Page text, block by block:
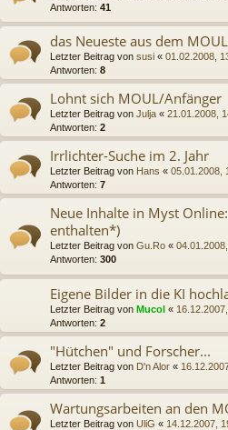
Antworten: 41
das Neueste aus dem
Letzter Beitrag von susi « 01.02.2008,
Antworten: 8
Lohnt sich MOUL/Anfänger
Letzter Beitrag von Julja « 21.01.2008,
Antworten: 2
Irrlichter-Suche im 2. Jahr
Letzter Beitrag von Hans « 05.01.2008,
Antworten: 7
Neue Inhalte in Myst
enthalten*)
Letzter Beitrag von Gu.Ro «
Antworten: 300
Eigene Bilder in die KI
Letzter Beitrag von Mucol «
Antworten: 2
"Hütchen" und Forscher...
Letzter Beitrag von D'n Alor «
Antworten: 1
Wartungsarbeiten an den
Letzter Beitrag von UliG « 14.12.2007,